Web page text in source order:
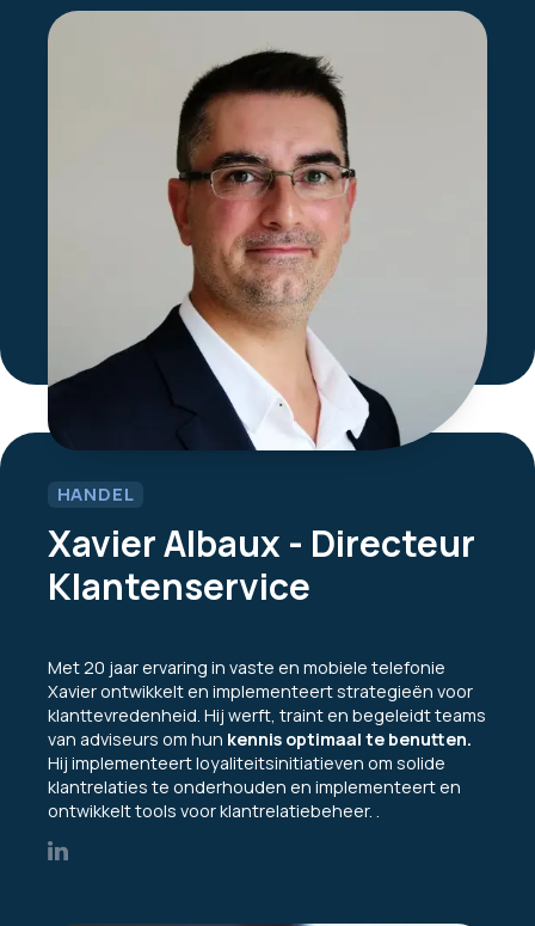
HANDEL
Xavier Albaux - Directeur
Klantenservice
Met 20 jaar ervaring in vaste en mobiele telefonie
Xavier ontwikkelt en implementeert strategieën voor
klanttevredenheid. Hij werft, traint en begeleidt teams
van adviseurs om hun kennis optimaal te benutten.
Hij implementeert loyaliteitsinitiatieven om solide
klantrelaties te onderhouden en implementeert en
ontwikkelt tools voor klantrelatiebeheer. .